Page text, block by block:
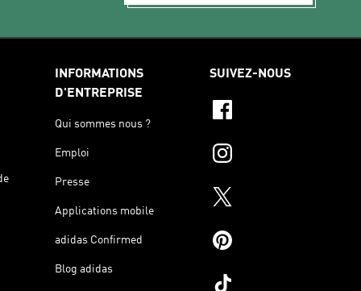
INFORMATIONS
D'ENTREPRISE
Qui sommes nous ?
Emploi
Presse
Applications mobile
adidas Confirmed
Blog adidas
SUIVEZ-NOUS